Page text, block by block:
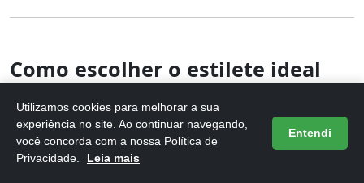
Como escolher o estilete ideal
Escolher o estilete ideal para cortar papelão requer
atenção a alguns fatores essenciais. Primeiramente,
considere o material da lâmina
Utilizamos cookies para melhorar a sua
experiência no site. Ao continuar navegando,
você concorda com a nossa Política de
Privacidade.
Leia mais
Entendi